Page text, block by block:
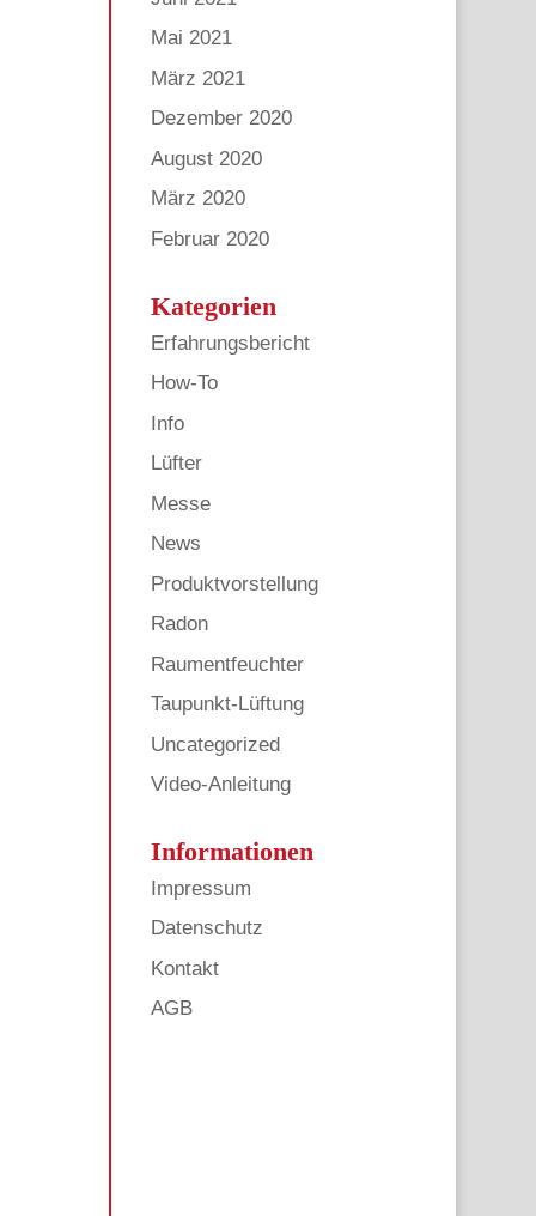
Mai 2021
März 2021
Dezember 2020
August 2020
März 2020
Februar 2020
Kategorien
Erfahrungsbericht
How-To
Info
Lüfter
Messe
News
Produktvorstellung
Radon
Raumentfeuchter
Taupunkt-Lüftung
Uncategorized
Video-Anleitung
Informationen
Impressum
Datenschutz
Kontakt
AGB